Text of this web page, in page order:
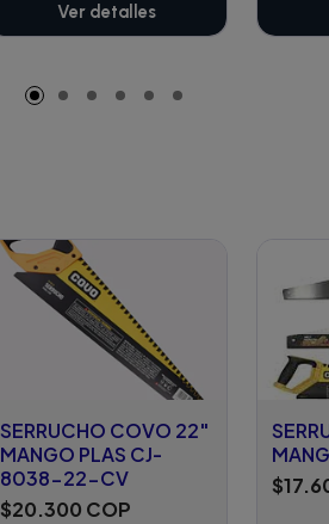
Ver detalles
SERRUCHO COVO 22"
MANGO PLAS CJ-
8038-22-CV
$20.300 COP